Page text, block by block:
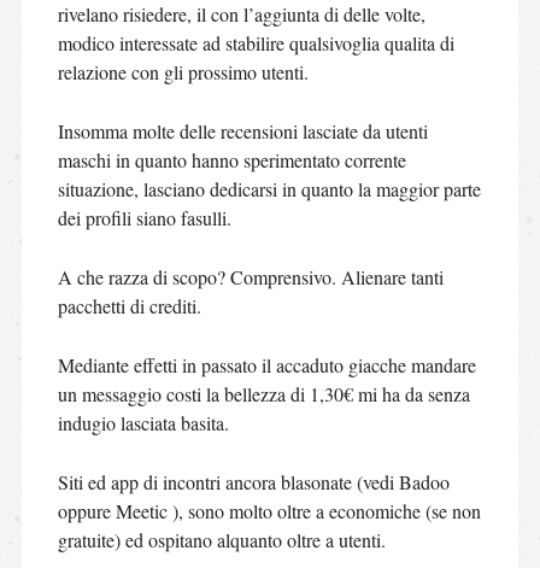
rivelano risiedere, il con l’aggiunta di delle volte,
modico interessate ad stabilire qualsivoglia qualita di
relazione con gli prossimo utenti.
Insomma molte delle recensioni lasciate da utenti
maschi in quanto hanno sperimentato corrente
situazione, lasciano dedicarsi in quanto la maggior parte
dei profili siano fasulli.
A che razza di scopo? Comprensivo. Alienare tanti
pacchetti di crediti.
Mediante effetti in passato il accaduto giacche mandare
un messaggio costi la bellezza di 1,30€ mi ha da senza
indugio lasciata basita.
Siti ed app di incontri ancora blasonate (vedi Badoo
oppure Meetic ), sono molto oltre a economiche (se non
gratuite) ed ospitano alquanto oltre a utenti.